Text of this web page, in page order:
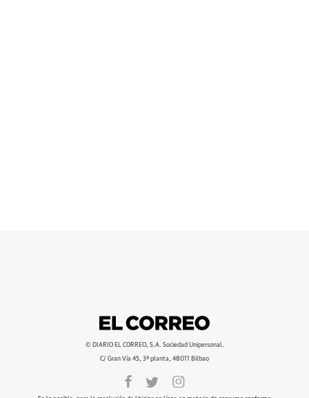
© DIARIO EL CORREO, S.A. Sociedad Unipersonal.
C/ Gran Vía 45, 3ª planta, 48011 Bilbao